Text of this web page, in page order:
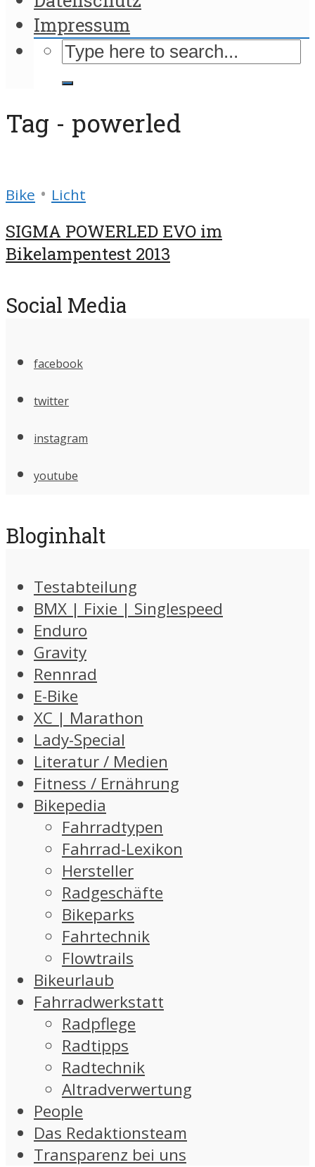
Impressum
Tag - powerled
Bike • Licht
SIGMA POWERLED EVO im
Bikelampentest 2013
Social Media
facebook
twitter
instagram
youtube
Bloginhalt
Testabteilung
BMX | Fixie | Singlespeed
Enduro
Gravity
Rennrad
E-Bike
XC | Marathon
Lady-Special
Literatur / Medien
Fitness / Ernährung
Bikepedia
Fahrradtypen
Fahrrad-Lexikon
Hersteller
Radgeschäfte
Bikeparks
Fahrtechnik
Flowtrails
Bikeurlaub
Fahrradwerkstatt
Radpflege
Radtipps
Radtechnik
Altradverwertung
People
Das Redaktionsteam
Transparenz bei uns